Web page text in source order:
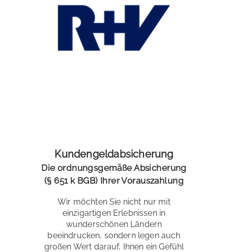
Kundengeldabsicherung
Die ordnungsgemäße Absicherung
(§ 651 k BGB) Ihrer Vorauszahlung
Wir möchten Sie nicht nur mit
einzigartigen Erlebnissen in
wunderschönen Ländern
beeindrucken, sondern legen auch
großen Wert darauf, Ihnen ein Gefühl